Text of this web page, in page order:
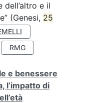
e il
(Genesi, 25
RMG
e benessere
l’impatto di